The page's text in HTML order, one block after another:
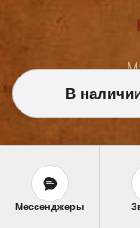
В
Мессенджеры